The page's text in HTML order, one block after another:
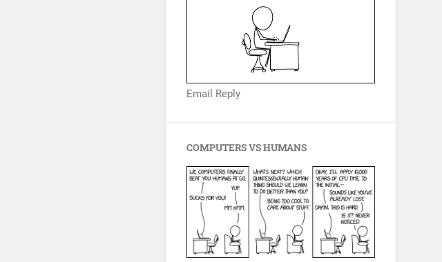
Email Reply
COMPUTERS VS HUMANS